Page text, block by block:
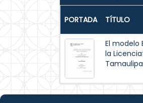
PORTADA TÍTULO
El modelo
la